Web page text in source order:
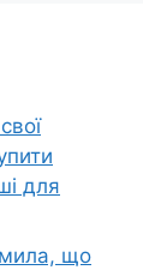
для
що